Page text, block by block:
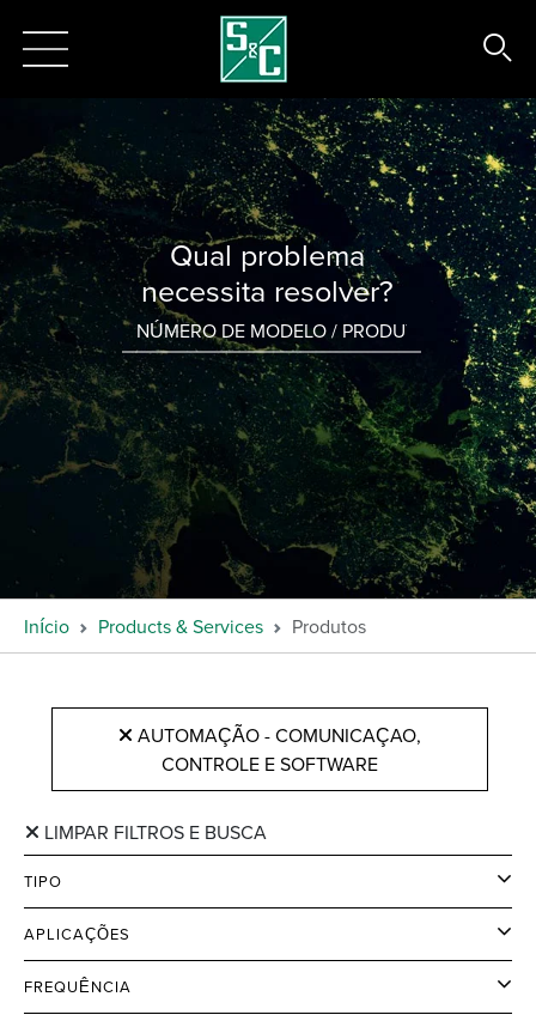
Qual problema
necessita resolver?
Início Products & Services Produtos
AUTOMAÇÃO - COMUNICAÇAO,
CONTROLE E SOFTWARE
LIMPAR FILTROS E BUSCA
TIPO
APLICAÇÕES
FREQUÊNCIA